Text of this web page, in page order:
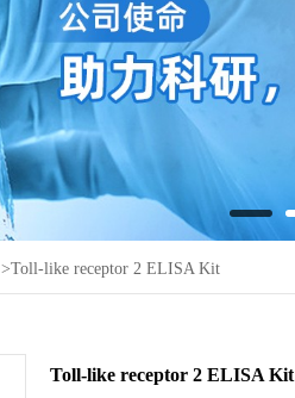
>Toll-like receptor 2 ELISA Kit
Toll-like receptor 2 ELISA Kit